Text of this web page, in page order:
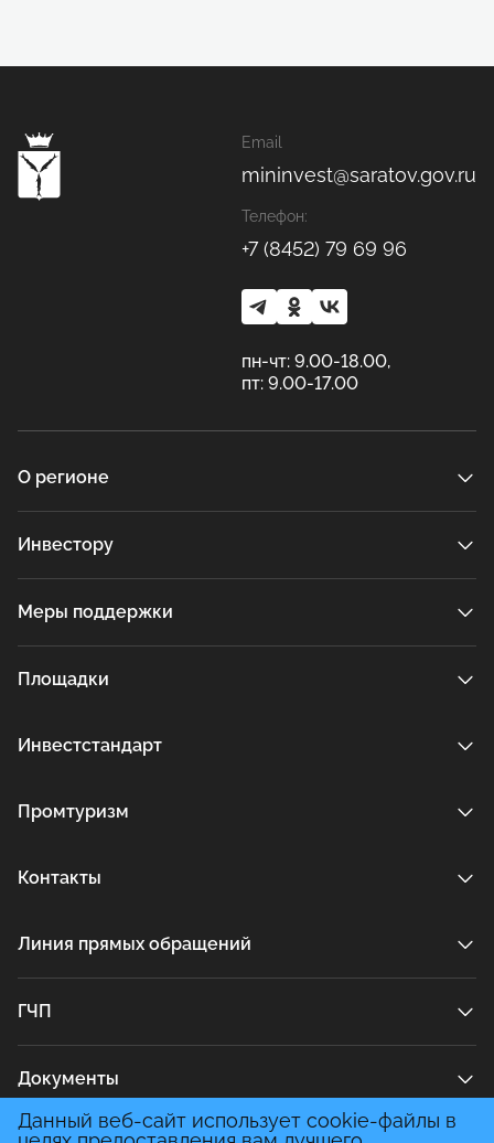
Email
mininvest@saratov.gov.ru
Телефон:
+7 (8452) 79 69 96
пн-чт: 9.00-18.00,
пт: 9.00-17.00
О регионе
Инвестору
Меры поддержки
Площадки
Инвестстандарт
Промтуризм
Контакты
Линия прямых обращений
ГЧП
Документы
Данный веб-сайт использует cookie-файлы в